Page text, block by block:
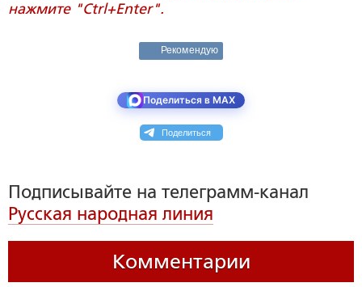
нажмите "Ctrl+Enter".
Рекомендую
Поделиться в MAX
Поделиться
Подписывайте на телеграмм-канал
Русская народная линия
Комментарии